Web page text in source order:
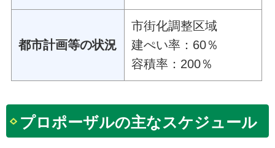
都市計画等の状況
市街化調整区域
建ぺい率：60％
容積率：200％
プロポーザルの主なスケジュール